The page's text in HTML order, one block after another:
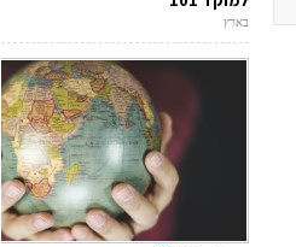
בארץ